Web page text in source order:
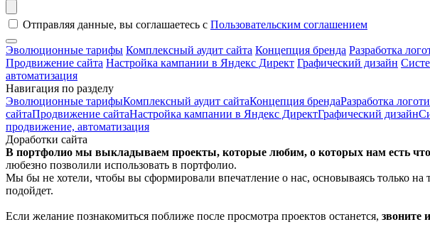
Отправляя данные, вы соглашаетесь с Пользовательским соглашением
Эволюционные тарифы Комплексный аудит сайта Концепция бренда Разработка
Продвижение сайта Настройка кампании в Яндекс Директ Графический дизайн
автоматизация
Навигация по разделу
Эволюционные тарифыКомплексный аудит сайтаКонцепция брендаРазработка
сайтаПродвижение сайтаНастройка кампании в Яндекс ДиректГрафический дизайн
продвижение, автоматизация
Доработки сайта
В портфолио мы выкладываем проекты, которые любим, о которых нам есть
любезно позволили использовать в портфолио.
Мы бы не хотели, чтобы вы сформировали впечатление о нас, основываясь только
подойдет.
Если желание познакомиться поближе после просмотра проектов останется, звоните